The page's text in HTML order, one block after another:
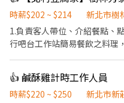
時薪$202 ~ $214
新北市樹
1.負責客人帶位、介紹餐點、
行吧台工作站簡易餐飲之料理
👍 鹹酥雞計時工作人員
時薪$220 ~ $250
新北市新